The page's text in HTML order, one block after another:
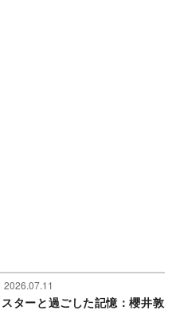
2026.07.11
スターと過ごした記憶：櫻井敦